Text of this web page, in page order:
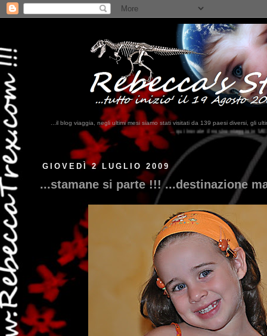
...il blog viaggia, negli ultimi mesi siamo stati visitati da 139 paesi diversi, gli
...qui trovate il nostro viaggio in MESSICO 2023...clikka qui !!!
GIOVEDÌ 2 LUGLIO 2009
...stamane si parte !!! ...destinazione